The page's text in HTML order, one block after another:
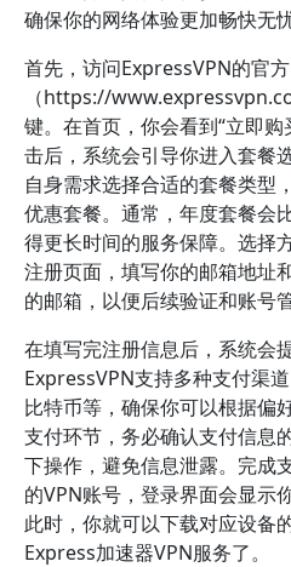
确保你的网络体验更加畅快无忧
首先，访问ExpressVPN的官
（https://
键。在首页，你会看到“立即购
击后，系统会引导你进入套餐
自身需求选择合适的套餐类型
优惠套餐。通常，年度套餐会
得更长时间的服务保障。选择
注册页面，填写你的邮箱地址
的邮箱，以便后续验证和账号管
在填写完注册信息后，系统会
ExpressVPN支持多种支付渠
比特币等，确保你可以根据偏
支付环节，务必确认支付信息
下操作，避免信息泄露。完成
的VPN账号，登录界面会显示
此时，你就可以下载对应设备
Express加速器VPN服务了。